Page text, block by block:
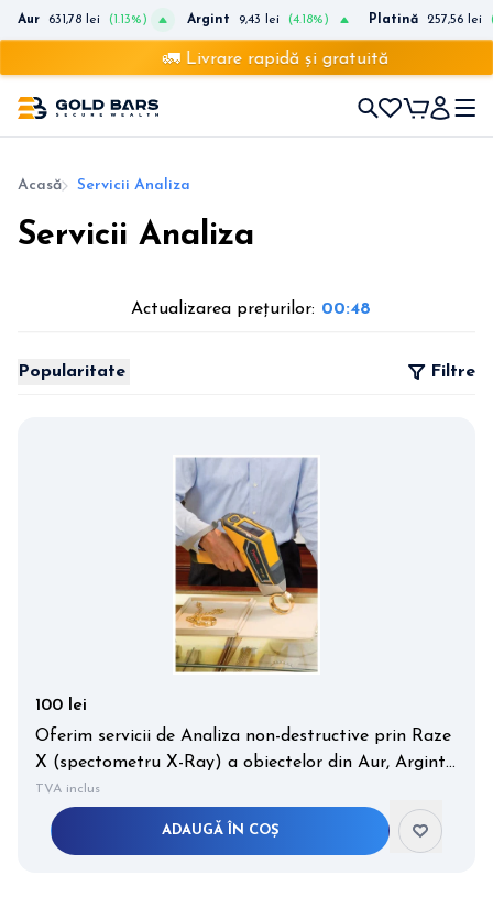
Aur 631,78 lei (1.13%) Argint 9,43 lei (4.18%) Platină 257,56 lei
🚛 Livrare rapidă și gratuită
Acasă Servicii Analiza
Servicii Analiza
Actualizarea prețurilor: 00:48
Popularitate Filtre
100 lei
Oferim servicii de Analiza non-destructive prin Raze
X (spectometru X-Ray) a obiectelor din Aur, Argint,
Platină, Paladium.
TVA inclus
ADAUGĂ ÎN COȘ